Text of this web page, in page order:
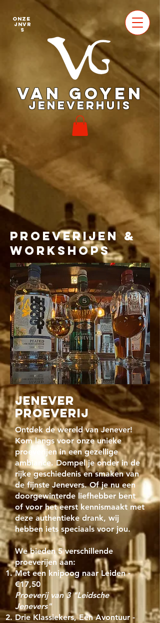
VAN GOYEN
JENEVERHUIS
Onze
jnvr
s
PROEVERIJEN &
WORKSHOPS
JENEVER
PROEVERIJ
Ontdek de wereld van Jenever!
Kom langs voor onze unieke
proeverijen in een gezellige
ambiance. Dompel je onder in de
rijke geschiedenis en smaken van
de fijnste Jenevers. Of je nu een
doorgewinterde liefhebber bent
of voor het eerst kennismaakt met
deze authentieke drank, wij
hebben iets speciaals voor jou.
We bieden 5 verschillende
proeverijen aan:
Met een knipoog naar Leiden -
€17,50
Proeverij van 3 "Leidsche
Jenevers"
Drie Klassiekers, Eén Avontuur -